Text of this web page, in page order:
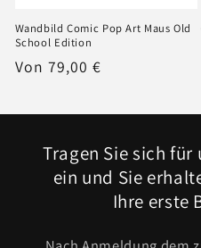
Wandbild Comic Pop Art Maus Old
School Edition
Normaler
Von 79,00 €
Tragen Sie sich
ein und Sie
Ihre erste